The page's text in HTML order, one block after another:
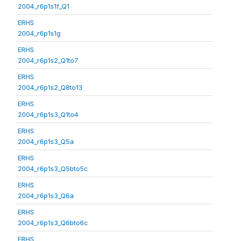
2004_r6p1s1f_Q1
ERHS
2004_r6p1s1g
ERHS
2004_r6p1s2_Q1to7
ERHS
2004_r6p1s2_Q8to13
ERHS
2004_r6p1s3_Q1to4
ERHS
2004_r6p1s3_Q5a
ERHS
2004_r6p1s3_Q5bto5c
ERHS
2004_r6p1s3_Q6a
ERHS
2004_r6p1s3_Q6bto6c
ERHS